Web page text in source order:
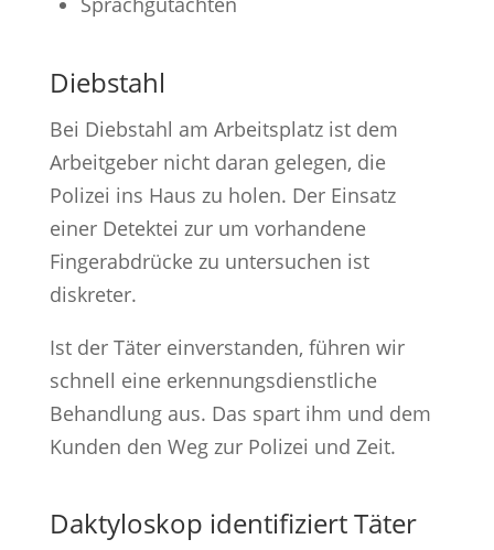
Diebstahl
Bei Diebstahl am Arbeitsplatz ist dem
Arbeitgeber nicht daran gelegen, die
Polizei ins Haus zu holen. Der Einsatz
einer Detektei zur um vorhandene
Fingerabdrücke zu untersuchen ist
diskreter.
Ist der Täter einverstanden, führen wir
schnell eine erkennungsdienstliche
Behandlung aus. Das spart ihm und dem
Kunden den Weg zur Polizei und Zeit.
Daktyloskop identifiziert Täter